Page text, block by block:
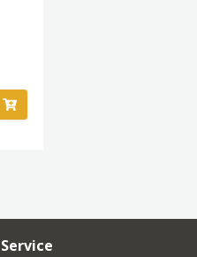
Service